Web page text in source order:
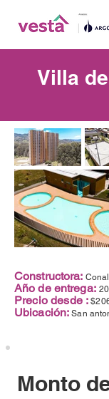
Villa
Constructora:
Año de entrega:
Precio desde :
Ubicación: San
Monto